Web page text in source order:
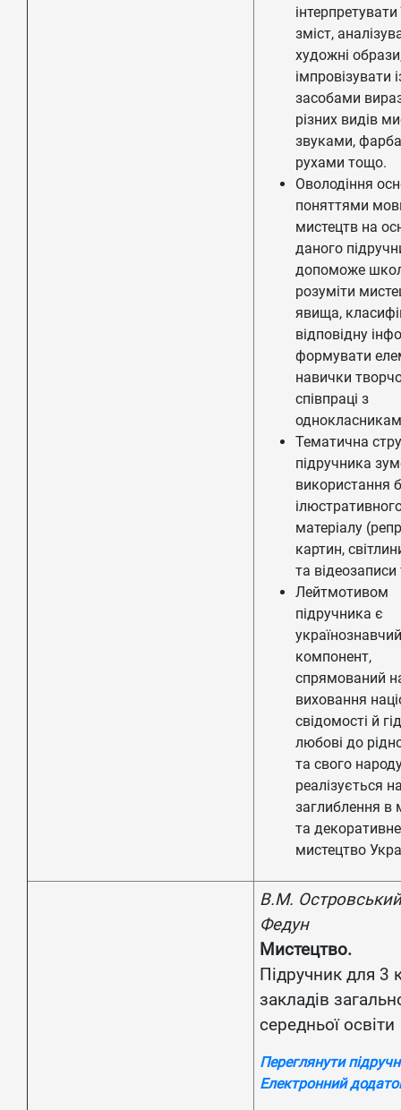
інтерпретувати
зміст,
художні
імпровізувати
засобами
різних видів
звуками,
рухами тощо.
Оволодіння
поняттями
мистецтв на
даного
допоможе
розуміти
явища,
відповідну
формувати
навички
співпраці з
Тематична
підручника
використання
матеріалу
картин,
та
Лейтмотивом
підручника є
українознавчий
компонент,
спрямований
виховання
свідомості й
любові до
та свого
реалізується
заглиблення в
та декоративне
мистецтво
В.М.
Федун
Мистецтво.
Підручник для 3
закладів
середньої освіти
Переглянути
Електронний